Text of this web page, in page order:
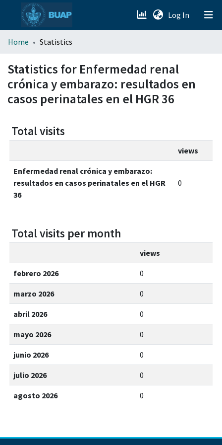
Log In (current)
menu.section.about_menu
All of DSpace
Home Statistics
Statistics for Enfermedad renal
crónica y embarazo: resultados en
casos perinatales en el HGR 36
Total visits
views
Enfermedad renal crónica y embarazo:
resultados en casos perinatales en el HGR
36
0
Total visits per month
views
febrero 2026 0
marzo 2026 0
abril 2026 0
mayo 2026 0
junio 2026 0
julio 2026 0
agosto 2026 0